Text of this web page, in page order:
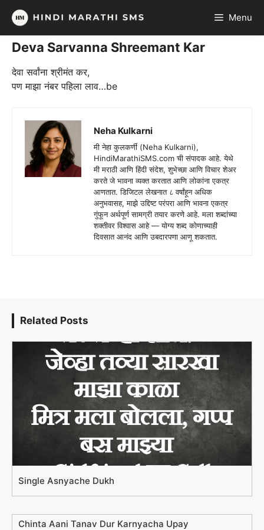
Skip
content
Menu
Deva Sarvanna Shreemant Kar
देवा सर्वांना श्रीमंत कर,
पण माझा नंबर पहिला लाव…be
Neha Kulkarni
मी नेहा कुलकर्णी (Neha Kulkarni),
HindiMarathiSMS.com ची संपादक आहे. येथे
मी मराठी आणि हिंदी संदेश, शुभेच्छा आणि विचार शेअर
करते जे भावना व्यक्त करतात आणि लोकांना एकत्र
आणतात. डिजिटल लेखनात ८ वर्षांहून अधिक
अनुभवासह, माझे उद्दिष्ट परंपरा आणि भावना एकत्र
गुंफून अर्थपूर्ण सामग्री तयार करणे आहे. मला शब्दांच्या
शक्तीवर विश्वास आहे — योग्य शब्द कोणाच्याही
दिवसात आनंद आणि उबदारपणा आणू शकतात.
Related Posts
Single Asnyache Dukh
Chinta Aani Tanav Dur Karnyacha Upay